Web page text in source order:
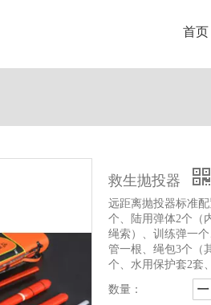
首页
救生抛投器
远距离抛投器标准
个、陆用弹体2个（
绳索）、训练弹一
管一根、绳包3个（
个、水用保护套2套
数量：